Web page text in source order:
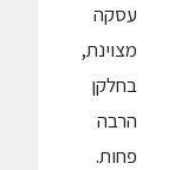
עסקה
מצוינת,
בחלקן
הרבה
פחות.